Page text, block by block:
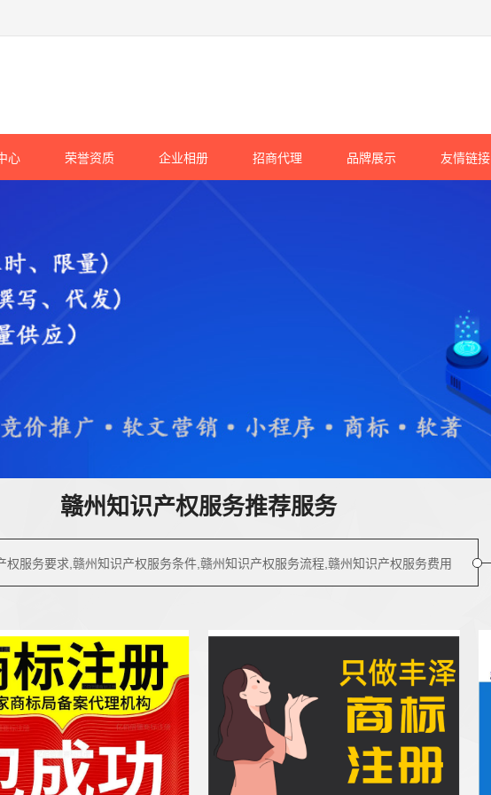
心 荣誉资质 企业相册 招商代理 品牌展示 友情链接
赣州知识产权服务推荐服务
权服务要求,赣州知识产权服务条件,赣州知识产权服务流程,赣州知识产权服务费用